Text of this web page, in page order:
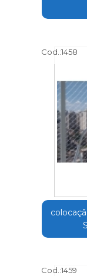
Cod.:1458
Cod.:1459